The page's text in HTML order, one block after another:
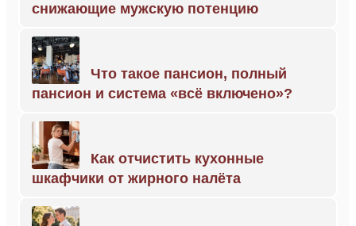
снижающие мужскую потенцию
Что такое пансион, полный
пансион и система «всё включено»?
Как отчистить кухонные
шкафчики от жирного налёта